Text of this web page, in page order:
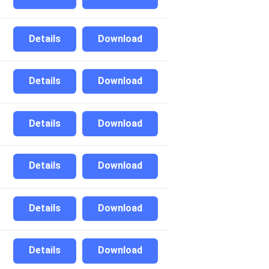
Download
Details
Download
Details
Download
Details
Download
Details
Download
Details
Download
Details